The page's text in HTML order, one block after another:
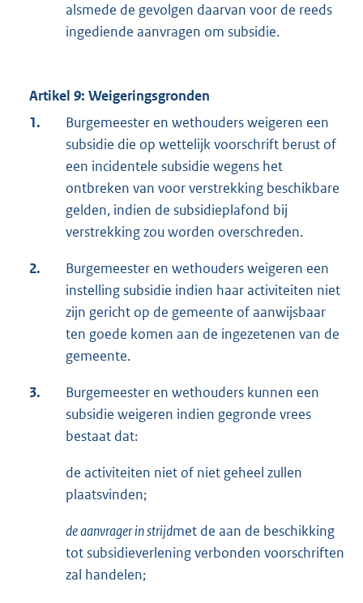
alsmede de gevolgen daarvan voor de reeds
ingediende aanvragen om subsidie.
Artikel 9: Weigeringsgronden
1.
Burgemeester en wethouders weigeren een
subsidie die op wettelijk voorschrift berust of
een incidentele subsidie wegens het
ontbreken van voor verstrekking beschikbare
gelden, indien de subsidieplafond bij
verstrekking zou worden overschreden.
2.
Burgemeester en wethouders weigeren een
instelling subsidie indien haar activiteiten niet
zijn gericht op de gemeente of aanwijsbaar
ten goede komen aan de ingezetenen van de
gemeente.
3.
Burgemeester en wethouders kunnen een
subsidie weigeren indien gegronde vrees
bestaat dat:
de activiteiten niet of niet geheel zullen
plaatsvinden;
de aanvrager in strijdmet de aan de beschikking
tot subsidieverlening verbonden voorschriften
zal handelen;